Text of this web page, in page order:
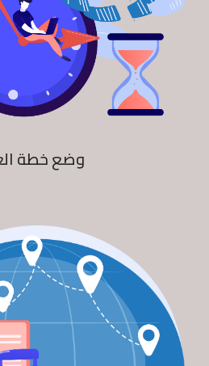
وضع خطة